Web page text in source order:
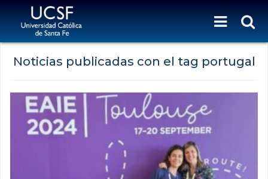
Noticias publicadas con el tag portugal